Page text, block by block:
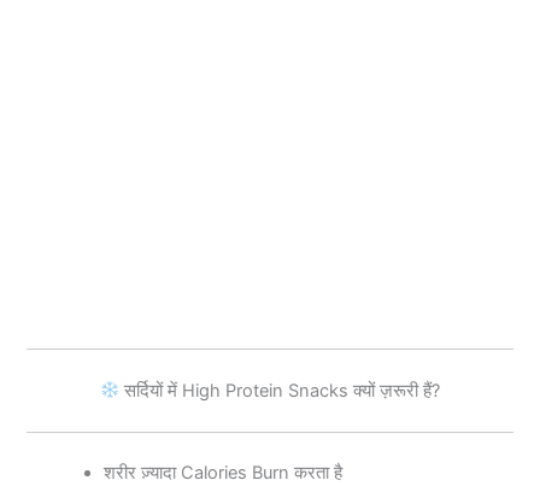
सर्दियों में High Protein Snacks क्यों ज़रूरी हैं?
शरीर ज़्यादा Calories Burn करता है